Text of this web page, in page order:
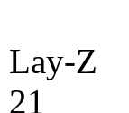
Lay-Z
21